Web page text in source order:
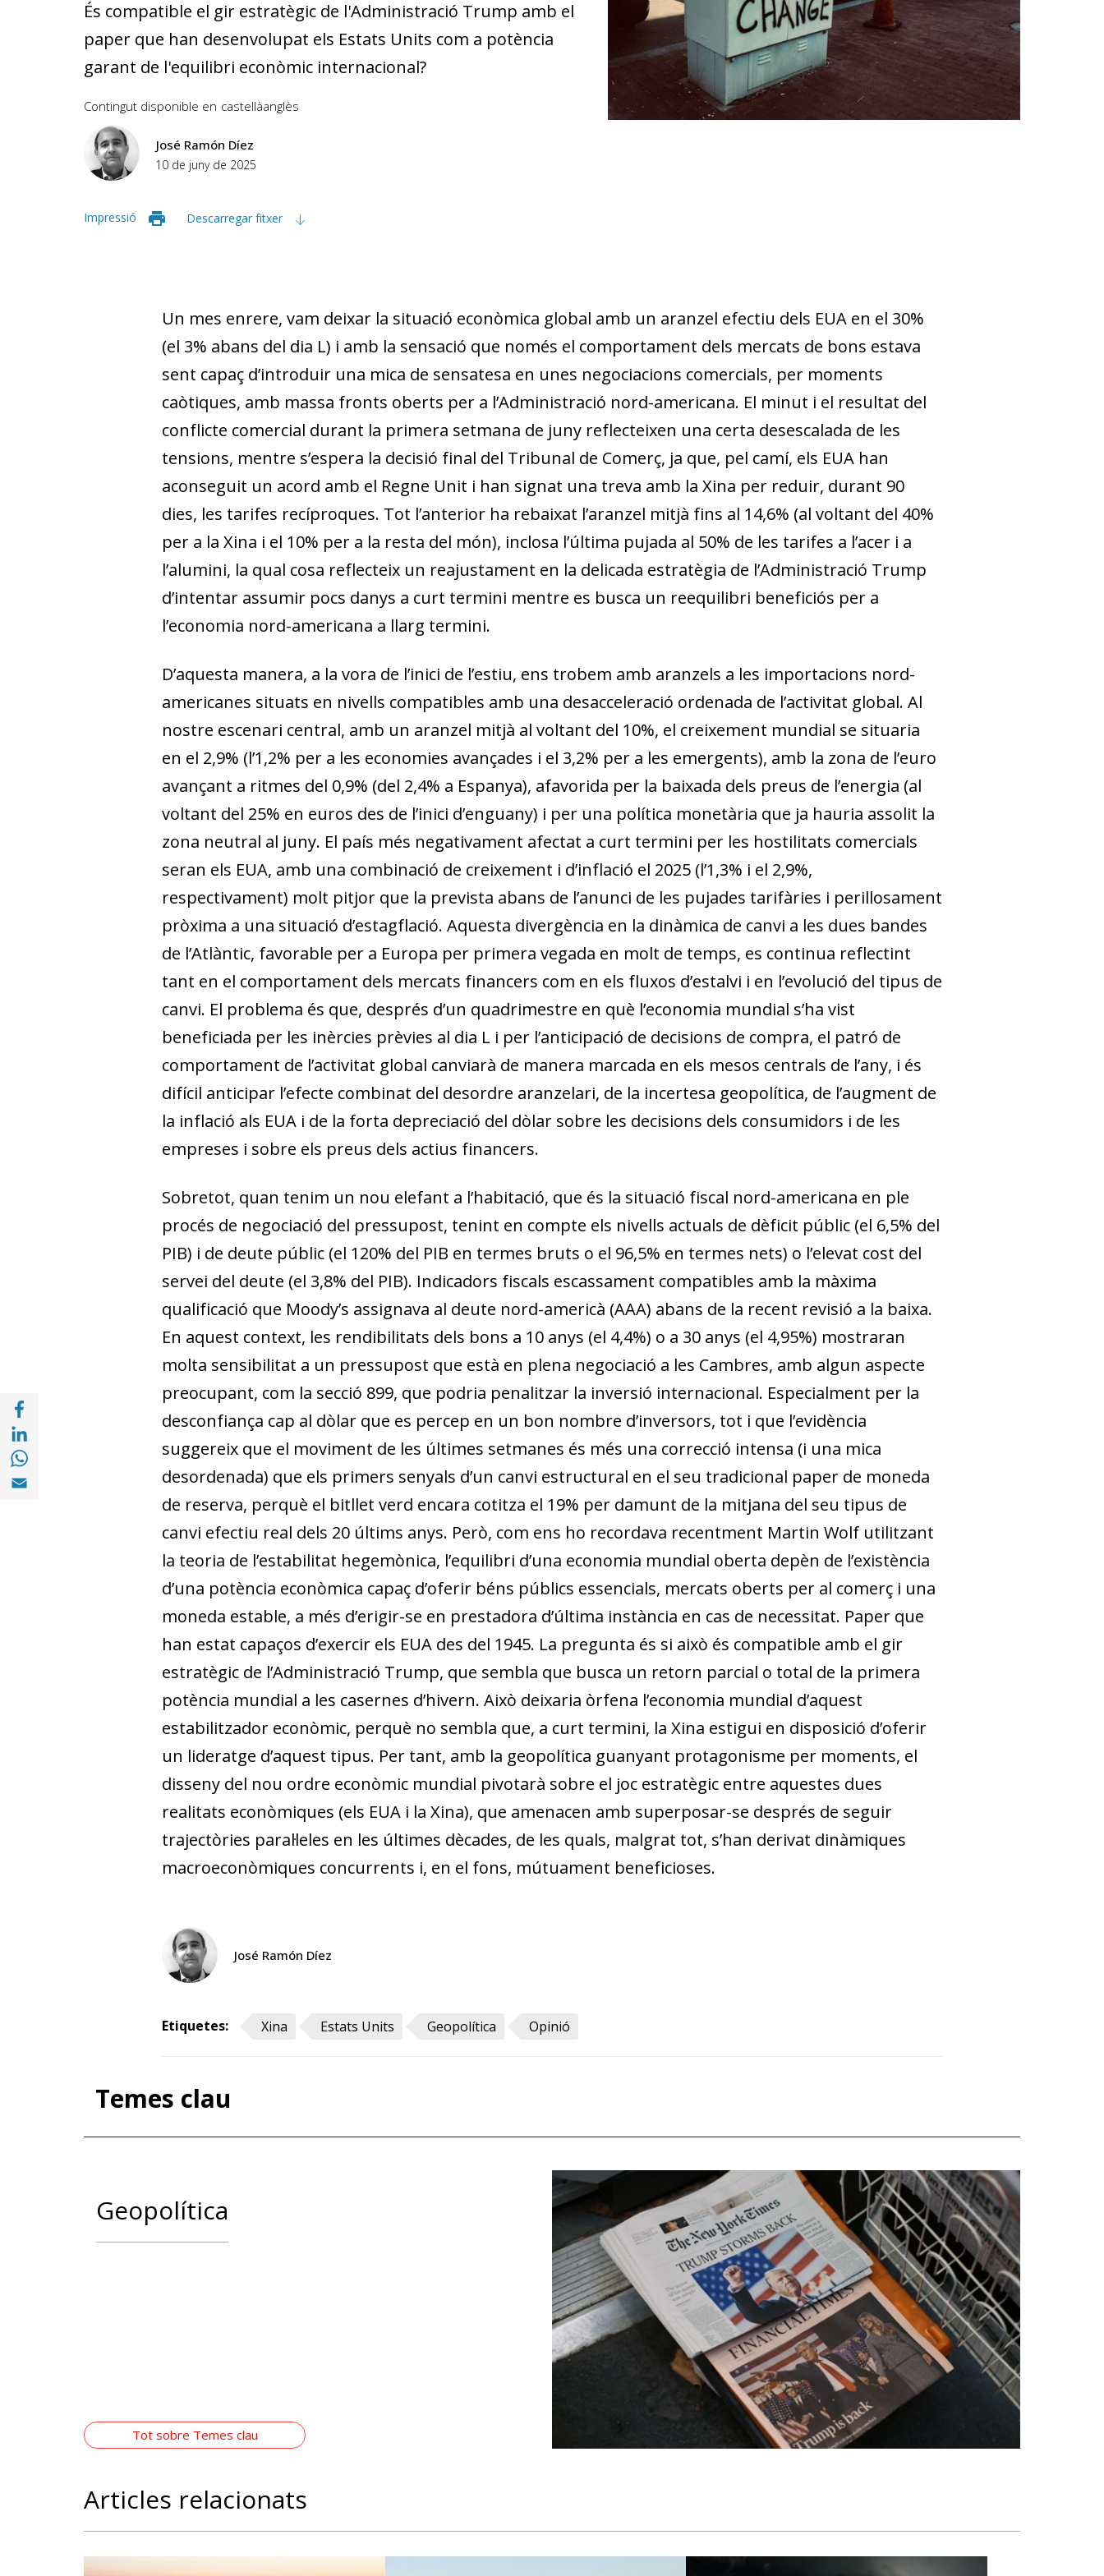
És compatible el gir estratègic de l'Administració Trump amb el
paper que han desenvolupat els Estats Units com a potència
garant de l'equilibri econòmic internacional?
Contingut disponible en castellàanglès
José Ramón Díez
10 de juny de 2025
Impressió Descarregar fitxer
Compartir a Facebook (opens in a new window)
Compartir a with Linkedin (opens in a new window)
Compartir a with Whatsapp (opens in a new window)
Compartir a Email (opens in a new window)
Un mes enrere, vam deixar la situació econòmica global amb un aranzel efectiu dels EUA en el 30%
(el 3% abans del dia L) i amb la sensació que només el comportament dels mercats de bons estava
sent capaç d’introduir una mica de sensatesa en unes negociacions comercials, per moments
caòtiques, amb massa fronts oberts per a l’Administració nord-americana. El minut i el resultat del
conflicte comercial durant la primera setmana de juny reflecteixen una certa desescalada de les
tensions, mentre s’espera la decisió final del Tribunal de Comerç, ja que, pel camí, els EUA han
aconseguit un acord amb el Regne Unit i han signat una treva amb la Xina per reduir, durant 90
dies, les tarifes recíproques. Tot l’anterior ha rebaixat l’aranzel mitjà fins al 14,6% (al voltant del 40%
per a la Xina i el 10% per a la resta del món), inclosa l’última pujada al 50% de les tarifes a l’acer i a
l’alumini, la qual cosa reflecteix un reajustament en la delicada estratègia de l’Administració Trump
d’intentar assumir pocs danys a curt termini mentre es busca un reequilibri beneficiós per a
l’economia nord-americana a llarg termini.
D’aquesta manera, a la vora de l’inici de l’estiu, ens trobem amb aranzels a les importacions nord-
americanes situats en nivells compatibles amb una desacceleració ordenada de l’activitat global. Al
nostre escenari central, amb un aranzel mitjà al voltant del 10%, el creixement mundial se situaria
en el 2,9% (l’1,2% per a les economies avançades i el 3,2% per a les emergents), amb la zona de l’euro
avançant a ritmes del 0,9% (del 2,4% a Espanya), afavorida per la baixada dels preus de l’energia (al
voltant del 25% en euros des de l’inici d’enguany) i per una política monetària que ja hauria assolit la
zona neutral al juny. El país més negativament afectat a curt termini per les hostilitats comercials
seran els EUA, amb una combinació de creixement i d’inflació el 2025 (l’1,3% i el 2,9%,
respectivament) molt pitjor que la prevista abans de l’anunci de les pujades tarifàries i perillosament
pròxima a una situació d’estagflació. Aquesta divergència en la dinàmica de canvi a les dues bandes
de l’Atlàntic, favorable per a Europa per primera vegada en molt de temps, es continua reflectint
tant en el comportament dels mercats financers com en els fluxos d’estalvi i en l’evolució del tipus de
canvi. El problema és que, després d’un quadrimestre en què l’economia mundial s’ha vist
beneficiada per les inèrcies prèvies al dia L i per l’anticipació de decisions de compra, el patró de
comportament de l’activitat global canviarà de manera marcada en els mesos centrals de l’any, i és
difícil anticipar l’efecte combinat del desordre aranzelari, de la incertesa geopolítica, de l’augment de
la inflació als EUA i de la forta depreciació del dòlar sobre les decisions dels consumidors i de les
empreses i sobre els preus dels actius financers.
Sobretot, quan tenim un nou elefant a l’habitació, que és la situació fiscal nord-americana en ple
procés de negociació del pressupost, tenint en compte els nivells actuals de dèficit públic (el 6,5% del
PIB) i de deute públic (el 120% del PIB en termes bruts o el 96,5% en termes nets) o l’elevat cost del
servei del deute (el 3,8% del PIB). Indicadors fiscals escassament compatibles amb la màxima
qualificació que Moody’s assignava al deute nord-americà (AAA) abans de la recent revisió a la baixa.
En aquest context, les rendibilitats dels bons a 10 anys (el 4,4%) o a 30 anys (el 4,95%) mostraran
molta sensibilitat a un pressupost que està en plena negociació a les Cambres, amb algun aspecte
preocupant, com la secció 899, que podria penalitzar la inversió internacional. Especialment per la
desconfiança cap al dòlar que es percep en un bon nombre d’inversors, tot i que l’evidència
suggereix que el moviment de les últimes setmanes és més una correcció intensa (i una mica
desordenada) que els primers senyals d’un canvi estructural en el seu tradicional paper de moneda
de reserva, perquè el bitllet verd encara cotitza el 19% per damunt de la mitjana del seu tipus de
canvi efectiu real dels 20 últims anys. Però, com ens ho recordava recentment Martin Wolf utilitzant
la teoria de l’estabilitat hegemònica, l’equilibri d’una economia mundial oberta depèn de l’existència
d’una potència econòmica capaç d’oferir béns públics essencials, mercats oberts per al comerç i una
moneda estable, a més d’erigir-se en prestadora d’última instància en cas de necessitat. Paper que
han estat capaços d’exercir els EUA des del 1945. La pregunta és si això és compatible amb el gir
estratègic de l’Administració Trump, que sembla que busca un retorn parcial o total de la primera
potència mundial a les casernes d’hivern. Això deixaria òrfena l’economia mundial d’aquest
estabilitzador econòmic, perquè no sembla que, a curt termini, la Xina estigui en disposició d’oferir
un lideratge d’aquest tipus. Per tant, amb la geopolítica guanyant protagonisme per moments, el
disseny del nou ordre econòmic mundial pivotarà sobre el joc estratègic entre aquestes dues
realitats econòmiques (els EUA i la Xina), que amenacen amb superposar-se després de seguir
trajectòries paral·leles en les últimes dècades, de les quals, malgrat tot, s’han derivat dinàmiques
macroeconòmiques concurrents i, en el fons, mútuament beneficioses.
José Ramón Díez
Etiquetes: Xina Estats Units Geopolítica Opinió
Temes clau
Geopolítica
Tot sobre Temes clau
Articles relacionats